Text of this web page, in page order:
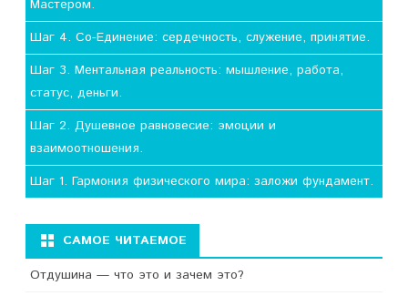
Мастером.
Шаг 4. Со-Единение: сердечность, служение, принятие.
Шаг 3. Ментальная реальность: мышление, работа,
статус, деньги.
Шаг 2. Душевное равновесие: эмоции и
взаимоотношения.
Шаг 1. Гармония физического мира: заложи фундамент.
САМОЕ ЧИТАЕМОЕ
Отдушина — что это и зачем это?